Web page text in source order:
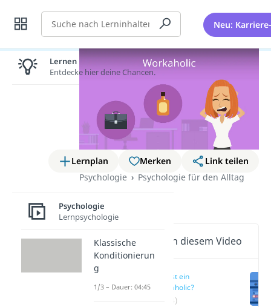
Suche Neu:
Lernplan Merken
Link teilen
Psychologie
Psychologie für den Alltag
Workaholic
Wichtige Inhalte in diesem Video
Was ist ein
Workaholic?
(00:14)
Lernen lohnt sich!
Entdecke hier deine Chancen.
Psychologie
Lernpsychologie
Klassische
Konditionierun
g
1/3 – Dauer: 04:45